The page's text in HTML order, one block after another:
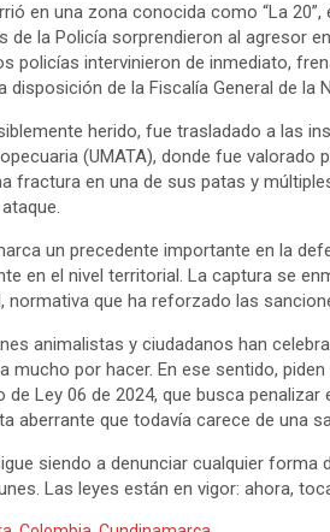
en una zona conocida como “La
de la Policía sorprendieron al agresor
policías intervinieron de inmediato,
disposición de la Fiscalía General de la
herido, fue trasladado a las
(UMATA), donde fue
fractura en una de sus patas y
un precedente importante en la
en el nivel territorial. La captura se
normativa que ha reforzado las
animalistas y ciudadanos han
mucho por hacer. En ese sentido,
de Ley 06 de 2024, que busca
aberrante que todavía carece de una
siendo a denunciar cualquier
Las leyes están en vigor: ahora,